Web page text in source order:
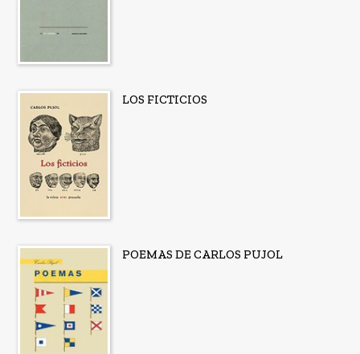
LOS FICTICIOS
POEMAS DE CARLOS PUJOL